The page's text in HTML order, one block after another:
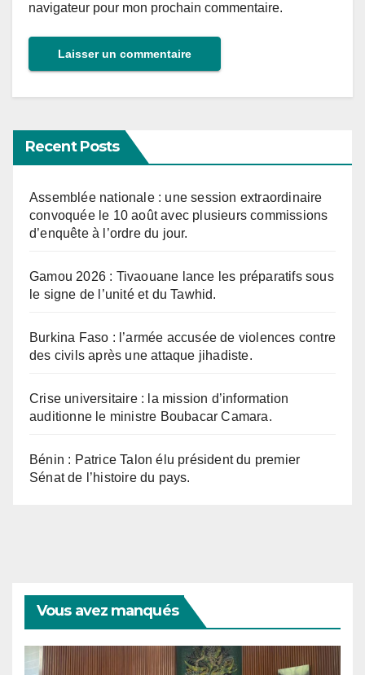
navigateur pour mon prochain commentaire.
Recent Posts
Assemblée nationale : une session extraordinaire
convoquée le 10 août avec plusieurs commissions
d’enquête à l’ordre du jour.
Gamou 2026 : Tivaouane lance les préparatifs sous
le signe de l’unité et du Tawhid.
Burkina Faso : l’armée accusée de violences contre
des civils après une attaque jihadiste.
Crise universitaire : la mission d’information
auditionne le ministre Boubacar Camara.
Bénin : Patrice Talon élu président du premier
Sénat de l’histoire du pays.
Vous avez manqués